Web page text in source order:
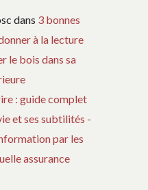
dans 3 bonnes
à la lecture
le bois dans sa
: guide complet
et ses subtilités -
par les
assurance